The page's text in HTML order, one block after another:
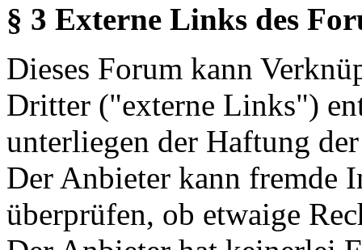
§ 3 Externe Links des
Dieses Forum kann
Dritter ("externe Links")
unterliegen der Haftung
Der Anbieter kann fremde
überprüfen, ob etwaige